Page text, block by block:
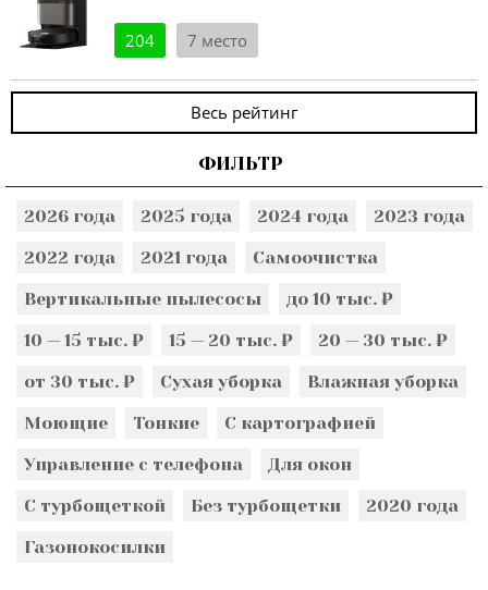
204 7 место
Весь рейтинг
ФИЛЬТР
2026 года 2025 года 2024 года
2023 года
2022 года
2021 года
Самоочистка
Вертикальные пылесосы
до 10 тыс. ₽
10 — 15 тыс. ₽
15 — 20 тыс. ₽
20 — 30 тыс. ₽
от 30 тыс. ₽
Сухая уборка
Влажная уборка
Моющие
Тонкие
С картографией
Управление с телефона
Для окон
С турбощеткой
Без турбощетки
2020 года
Газонокосилки